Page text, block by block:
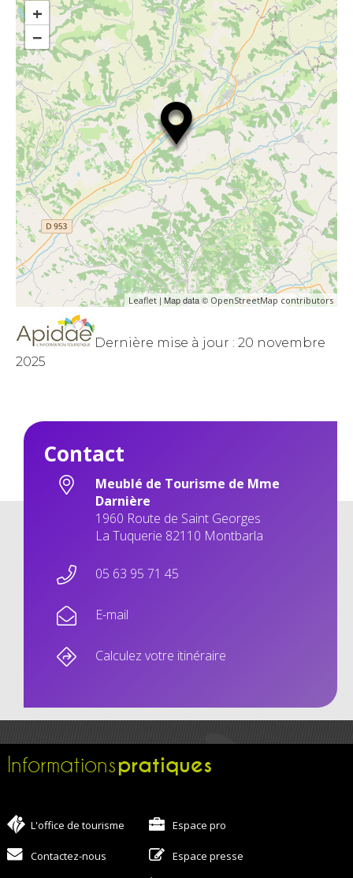
+
−
Leaflet | Map data © OpenStreetMap contributors
Dernière mise à jour : 20 novembre
2025
Contact
Meublé de Tourisme de Mme
Darnière
1960 Route de Saint Georges
La Tuquerie 82110 Montbarla
05 63 95 71 45
E-mail
Calculez votre itinéraire
Informationspratiques
L'office de tourisme Espace pro
Contactez-nous Espace presse